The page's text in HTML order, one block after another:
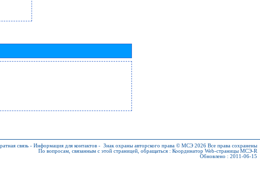
связь - Информация для контактов - Знак охраны авторского права © МСЭ 2026 Все права сохранены
По вопросам, связанным с этой страницей, обращаться : Координатор Web-страницы МСЭ-R
Обновлено : 2011-06-15